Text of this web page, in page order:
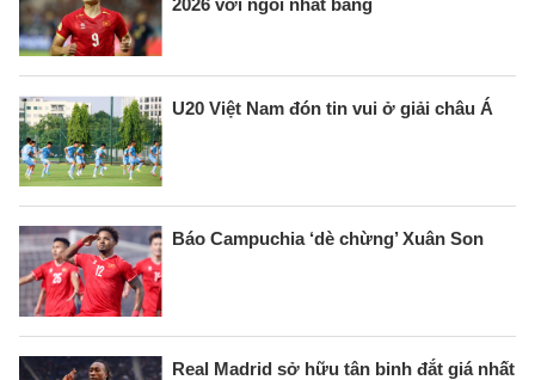
2026 với ngôi nhất bảng
U20 Việt Nam đón tin vui ở giải châu Á
Báo Campuchia ‘dè chừng’ Xuân Son
Real Madrid sở hữu tân binh đắt giá nhất